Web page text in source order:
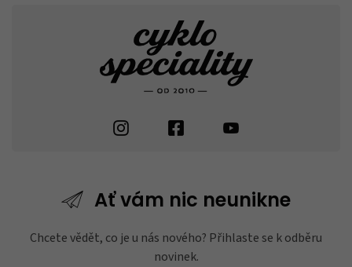
Ať vám nic neunikne
Chcete vědět, co je u nás nového? Přihlaste se k odběru
novinek.